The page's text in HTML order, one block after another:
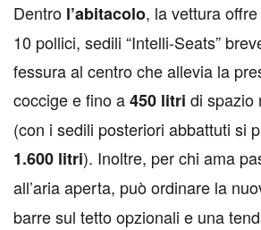
Dentro l’abitacolo, la vettura
10 pollici, sedili “Intelli-Seats”
fessura al centro che allevia la
coccige e fino a450 litri di spazio
(con i sedili posteriori abbattuti si
1.600 litri). Inoltre, per chi ama
all’aria aperta, può ordinare la
barre sul tetto opzionali e una